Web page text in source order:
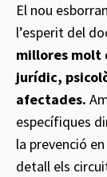
El nou
l’esperit del
millores molt
jurídic,
afectades.
específiques
la prevenció
detall els